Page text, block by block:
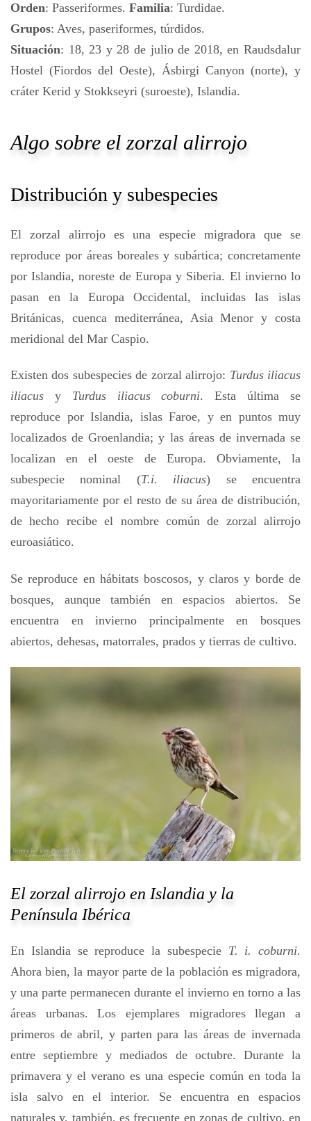
Orden: Passeriformes. Familia: Turdidae.
Grupos: Aves, paseriformes, túrdidos.
Situación: 18, 23 y 28 de julio de 2018, en Raudsdalur
Hostel (Fiordos del Oeste), Ásbirgi Canyon (norte), y
cráter Kerid y Stokkseyri (suroeste), Islandia.
Algo sobre el zorzal alirrojo
Distribución y subespecies
El zorzal alirrojo es una especie migradora que se
reproduce por áreas boreales y subártica; concretamente
por Islandia, noreste de Europa y Siberia. El invierno lo
pasan en la Europa Occidental, incluidas las islas
Británicas, cuenca mediterránea, Asia Menor y costa
meridional del Mar Caspio.
Existen dos subespecies de zorzal alirrojo: Turdus iliacus
iliacus y Turdus iliacus coburni. Esta última se
reproduce por Islandia, islas Faroe, y en puntos muy
localizados de Groenlandia; y las áreas de invernada se
localizan en el oeste de Europa. Obviamente, la
subespecie nominal (T.i. iliacus) se encuentra
mayoritariamente por el resto de su área de distribución,
de hecho recibe el nombre común de zorzal alirrojo
euroasiático.
Se reproduce en hábitats boscosos, y claros y borde de
bosques, aunque también en espacios abiertos. Se
encuentra en invierno principalmente en bosques
abiertos, dehesas, matorrales, prados y tierras de cultivo.
El zorzal alirrojo en Islandia y la
Península Ibérica
En Islandia se reproduce la subespecie T. i. coburni.
Ahora bien, la mayor parte de la población es migradora,
y una parte permanecen durante el invierno en torno a las
áreas urbanas. Los ejemplares migradores llegan a
primeros de abril, y parten para las áreas de invernada
entre septiembre y mediados de octubre. Durante la
primavera y el verano es una especie común en toda la
isla salvo en el interior. Se encuentra en espacios
naturales y, también, es frecuente en zonas de cultivo, en